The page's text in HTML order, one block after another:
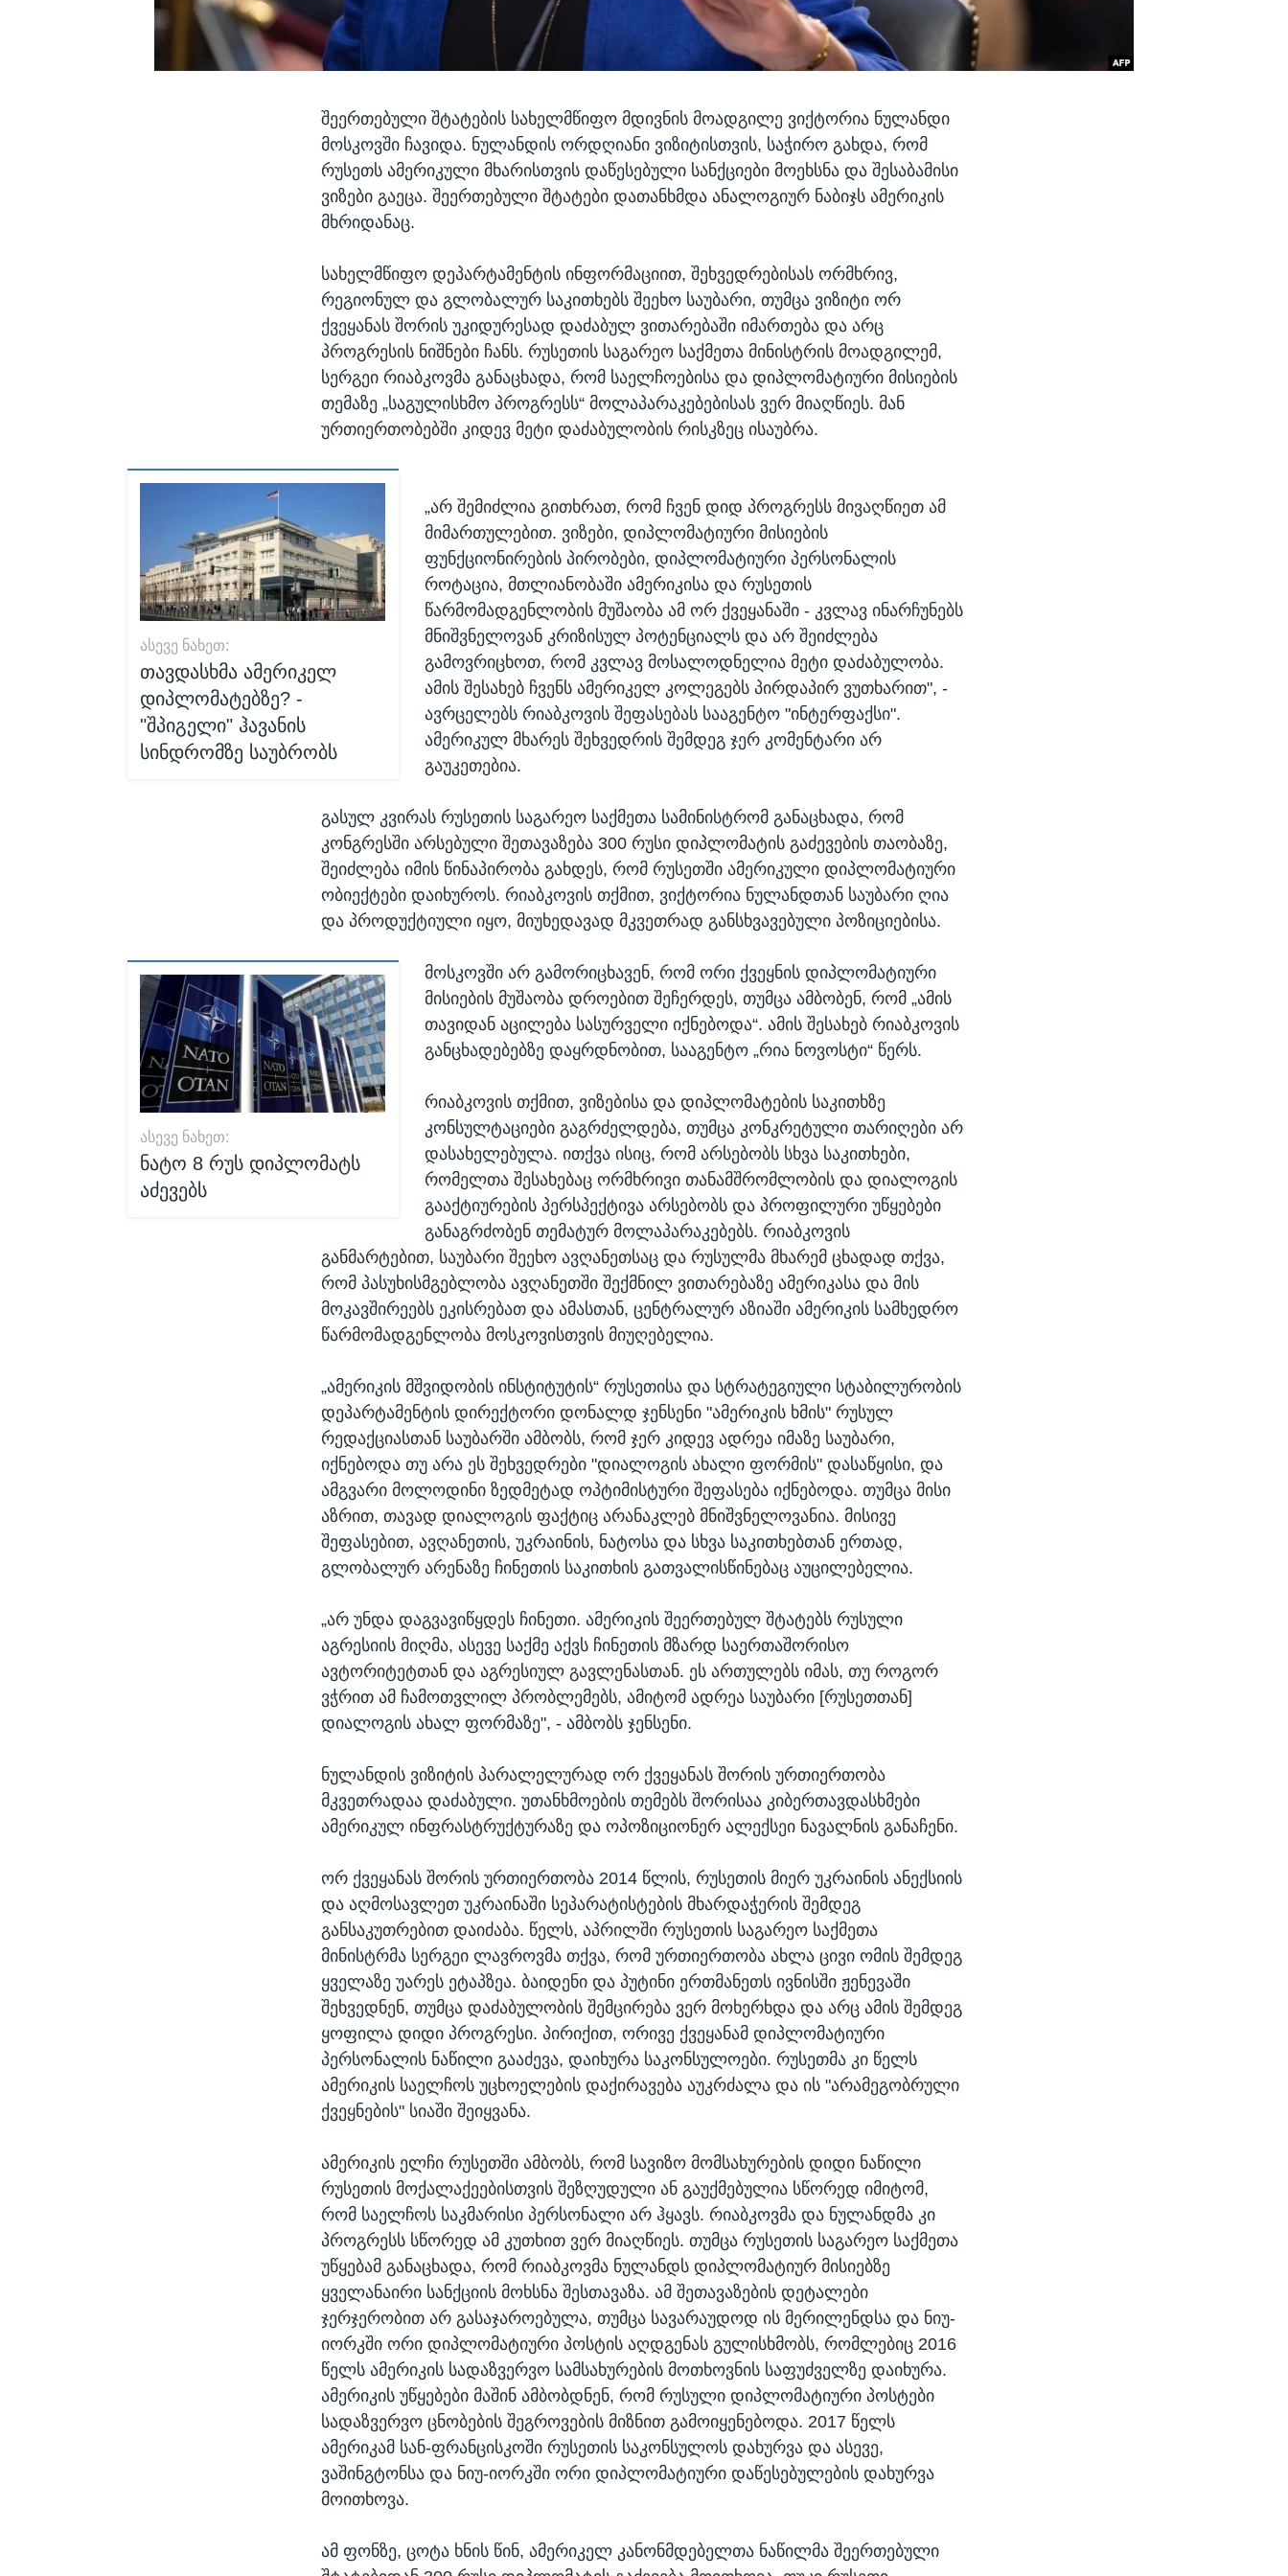
შეერთებული შტატების სახელმწიფო მდივნის მოადგილე ვიქტორია ნულანდი
მოსკოვში ჩავიდა. ნულანდის ორდღიანი ვიზიტისთვის, საჭირო გახდა, რომ
რუსეთს ამერიკული მხარისთვის დაწესებული სანქციები მოეხსნა და შესაბამისი
ვიზები გაეცა. შეერთებული შტატები დათანხმდა ანალოგიურ ნაბიჯს ამერიკის
მხრიდანაც.
სახელმწიფო დეპარტამენტის ინფორმაციით, შეხვედრებისას ორმხრივ,
რეგიონულ და გლობალურ საკითხებს შეეხო საუბარი, თუმცა ვიზიტი ორ
ქვეყანას შორის უკიდურესად დაძაბულ ვითარებაში იმართება და არც
პროგრესის ნიშნები ჩანს. რუსეთის საგარეო საქმეთა მინისტრის მოადგილემ,
სერგეი რიაბკოვმა განაცხადა, რომ საელჩოებისა და დიპლომატიური მისიების
თემაზე „საგულისხმო პროგრესს“ მოლაპარაკებებისას ვერ მიაღწიეს. მან
ურთიერთობებში კიდევ მეტი დაძაბულობის რისკზეც ისაუბრა.
ᲐᲡᲔᲕᲔ ᲜᲐᲮᲔᲗ:
თავდასხმა ამერიკელ
დიპლომატებზე? -
"შპიგელი" ჰავანის
სინდრომზე საუბრობს
„არ შემიძლია გითხრათ, რომ ჩვენ დიდ პროგრესს მივაღწიეთ ამ
მიმართულებით. ვიზები, დიპლომატიური მისიების
ფუნქციონირების პირობები, დიპლომატიური პერსონალის
როტაცია, მთლიანობაში ამერიკისა და რუსეთის
წარმომადგენლობის მუშაობა ამ ორ ქვეყანაში - კვლავ ინარჩუნებს
მნიშვნელოვან კრიზისულ პოტენციალს და არ შეიძლება
გამოვრიცხოთ, რომ კვლავ მოსალოდნელია მეტი დაძაბულობა.
ამის შესახებ ჩვენს ამერიკელ კოლეგებს პირდაპირ ვუთხარით", -
ავრცელებს რიაბკოვის შეფასებას სააგენტო "ინტერფაქსი".
ამერიკულ მხარეს შეხვედრის შემდეგ ჯერ კომენტარი არ
გაუკეთებია.
გასულ კვირას რუსეთის საგარეო საქმეთა სამინისტრომ განაცხადა, რომ
კონგრესში არსებული შეთავაზება 300 რუსი დიპლომატის გაძევების თაობაზე,
შეიძლება იმის წინაპირობა გახდეს, რომ რუსეთში ამერიკული დიპლომატიური
ობიექტები დაიხუროს. რიაბკოვის თქმით, ვიქტორია ნულანდთან საუბარი ღია
და პროდუქტიული იყო, მიუხედავად მკვეთრად განსხვავებული პოზიციებისა.
ᲐᲡᲔᲕᲔ ᲜᲐᲮᲔᲗ:
ნატო 8 რუს დიპლომატს
აძევებს
მოსკოვში არ გამორიცხავენ, რომ ორი ქვეყნის დიპლომატიური
მისიების მუშაობა დროებით შეჩერდეს, თუმცა ამბობენ, რომ „ამის
თავიდან აცილება სასურველი იქნებოდა“. ამის შესახებ რიაბკოვის
განცხადებებზე დაყრდნობით, სააგენტო „რია ნოვოსტი“ წერს.
რიაბკოვის თქმით, ვიზებისა და დიპლომატების საკითხზე
კონსულტაციები გაგრძელდება, თუმცა კონკრეტული თარიღები არ
დასახელებულა. ითქვა ისიც, რომ არსებობს სხვა საკითხები,
რომელთა შესახებაც ორმხრივი თანამშრომლობის და დიალოგის
გააქტიურების პერსპექტივა არსებობს და პროფილური უწყებები
განაგრძობენ თემატურ მოლაპარაკებებს. რიაბკოვის
განმარტებით, საუბარი შეეხო ავღანეთსაც და რუსულმა მხარემ ცხადად თქვა,
რომ პასუხისმგებლობა ავღანეთში შექმნილ ვითარებაზე ამერიკასა და მის
მოკავშირეებს ეკისრებათ და ამასთან, ცენტრალურ აზიაში ამერიკის სამხედრო
წარმომადგენლობა მოსკოვისთვის მიუღებელია.
„ამერიკის მშვიდობის ინსტიტუტის“ რუსეთისა და სტრატეგიული სტაბილურობის
დეპარტამენტის დირექტორი დონალდ ჯენსენი "ამერიკის ხმის" რუსულ
რედაქციასთან საუბარში ამბობს, რომ ჯერ კიდევ ადრეა იმაზე საუბარი,
იქნებოდა თუ არა ეს შეხვედრები "დიალოგის ახალი ფორმის" დასაწყისი, და
ამგვარი მოლოდინი ზედმეტად ოპტიმისტური შეფასება იქნებოდა. თუმცა მისი
აზრით, თავად დიალოგის ფაქტიც არანაკლებ მნიშვნელოვანია. მისივე
შეფასებით, ავღანეთის, უკრაინის, ნატოსა და სხვა საკითხებთან ერთად,
გლობალურ არენაზე ჩინეთის საკითხის გათვალისწინებაც აუცილებელია.
„არ უნდა დაგვავიწყდეს ჩინეთი. ამერიკის შეერთებულ შტატებს რუსული
აგრესიის მიღმა, ასევე საქმე აქვს ჩინეთის მზარდ საერთაშორისო
ავტორიტეტთან და აგრესიულ გავლენასთან. ეს ართულებს იმას, თუ როგორ
ვჭრით ამ ჩამოთვლილ პრობლემებს, ამიტომ ადრეა საუბარი [რუსეთთან]
დიალოგის ახალ ფორმაზე", - ამბობს ჯენსენი.
ნულანდის ვიზიტის პარალელურად ორ ქვეყანას შორის ურთიერთობა
მკვეთრადაა დაძაბული. უთანხმოების თემებს შორისაა კიბერთავდასხმები
ამერიკულ ინფრასტრუქტურაზე და ოპოზიციონერ ალექსეი ნავალნის განაჩენი.
ორ ქვეყანას შორის ურთიერთობა 2014 წლის, რუსეთის მიერ უკრაინის ანექსიის
და აღმოსავლეთ უკრაინაში სეპარატისტების მხარდაჭერის შემდეგ
განსაკუთრებით დაიძაბა. წელს, აპრილში რუსეთის საგარეო საქმეთა
მინისტრმა სერგეი ლავროვმა თქვა, რომ ურთიერთობა ახლა ცივი ომის შემდეგ
ყველაზე უარეს ეტაპზეა. ბაიდენი და პუტინი ერთმანეთს ივნისში ჟენევაში
შეხვედნენ, თუმცა დაძაბულობის შემცირება ვერ მოხერხდა და არც ამის შემდეგ
ყოფილა დიდი პროგრესი. პირიქით, ორივე ქვეყანამ დიპლომატიური
პერსონალის ნაწილი გააძევა, დაიხურა საკონსულოები. რუსეთმა კი წელს
ამერიკის საელჩოს უცხოელების დაქირავება აუკრძალა და ის "არამეგობრული
ქვეყნების" სიაში შეიყვანა.
ამერიკის ელჩი რუსეთში ამბობს, რომ სავიზო მომსახურების დიდი ნაწილი
რუსეთის მოქალაქეებისთვის შეზღუდული ან გაუქმებულია სწორედ იმიტომ,
რომ საელჩოს საკმარისი პერსონალი არ ჰყავს. რიაბკოვმა და ნულანდმა კი
პროგრესს სწორედ ამ კუთხით ვერ მიაღწიეს. თუმცა რუსეთის საგარეო საქმეთა
უწყებამ განაცხადა, რომ რიაბკოვმა ნულანდს დიპლომატიურ მისიებზე
ყველანაირი სანქციის მოხსნა შესთავაზა. ამ შეთავაზების დეტალები
ჯერჯერობით არ გასაჯაროებულა, თუმცა სავარაუდოდ ის მერილენდსა და ნიუ-
იორკში ორი დიპლომატიური პოსტის აღდგენას გულისხმობს, რომლებიც 2016
წელს ამერიკის სადაზვერვო სამსახურების მოთხოვნის საფუძველზე დაიხურა.
ამერიკის უწყებები მაშინ ამბობდნენ, რომ რუსული დიპლომატიური პოსტები
სადაზვერვო ცნობების შეგროვების მიზნით გამოიყენებოდა. 2017 წელს
ამერიკამ სან-ფრანცისკოში რუსეთის საკონსულოს დახურვა და ასევე,
ვაშინგტონსა და ნიუ-იორკში ორი დიპლომატიური დაწესებულების დახურვა
მოითხოვა.
ამ ფონზე, ცოტა ხნის წინ, ამერიკელ კანონმდებელთა ნაწილმა შეერთებული